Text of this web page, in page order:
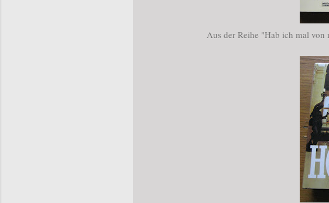
Aus der Reihe "Hab ich mal